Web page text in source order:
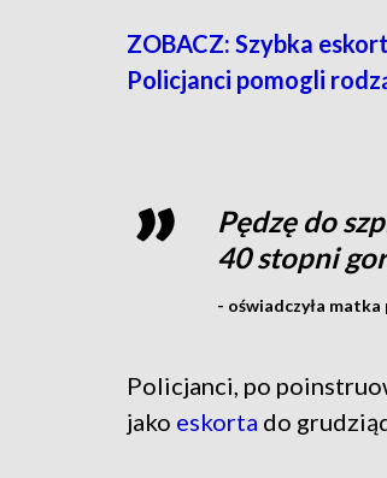
ZOBACZ: Szybka
Policjanci pomogli
Pędzę do
40 stopni
- oświadczyła
Policjanci, po
jako eskorta do